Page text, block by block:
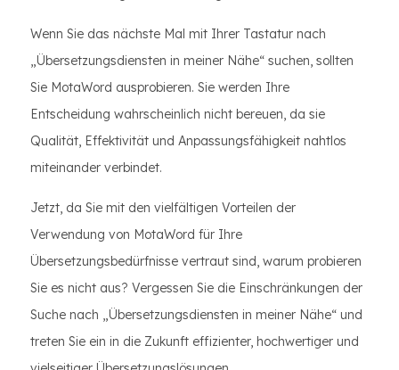
Wenn Sie das nächste Mal mit Ihrer Tastatur nach
„Übersetzungsdiensten in meiner Nähe“ suchen, sollten
Sie MotaWord ausprobieren. Sie werden Ihre
Entscheidung wahrscheinlich nicht bereuen, da sie
Qualität, Effektivität und Anpassungsfähigkeit nahtlos
miteinander verbindet.
Jetzt, da Sie mit den vielfältigen Vorteilen der
Verwendung von MotaWord für Ihre
Übersetzungsbedürfnisse vertraut sind, warum probieren
Sie es nicht aus? Vergessen Sie die Einschränkungen der
Suche nach „Übersetzungsdiensten in meiner Nähe“ und
treten Sie ein in die Zukunft effizienter, hochwertiger und